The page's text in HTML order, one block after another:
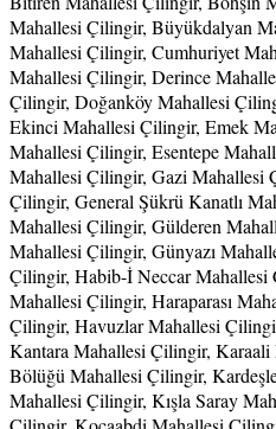
Mahallesi Çilingir, Büyükdalyan
Mahallesi Çilingir, Cumhuriyet
Mahallesi Çilingir, Derince
Çilingir, Doğanköy Mahallesi
Ekinci Mahallesi Çilingir, Emek
Mahallesi Çilingir, Esentepe
Mahallesi Çilingir, Gazi Mahallesi
Çilingir, General Şükrü Kanatlı
Mahallesi Çilingir, Gülderen
Mahallesi Çilingir, Günyazı
Çilingir, Habib-İ Neccar Mahallesi
Mahallesi Çilingir, Haraparası
Çilingir, Havuzlar Mahallesi
Kantara Mahallesi Çilingir,
Bölüğü Mahallesi Çilingir,
Mahallesi Çilingir, Kışla Saray